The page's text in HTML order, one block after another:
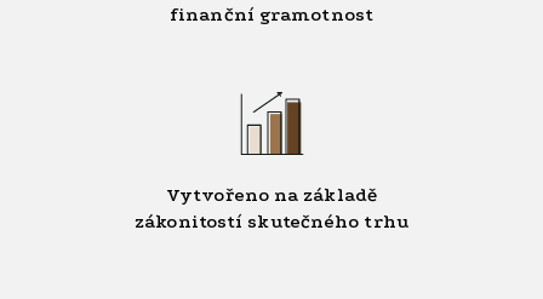
finanční gramotnost
Vytvořeno na základě
zákonitostí skutečného trhu